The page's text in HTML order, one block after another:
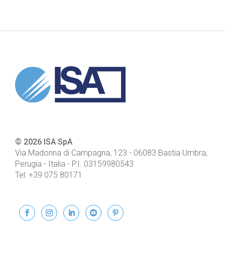
© 2026 ISA SpA
Via Madonna di Campagna, 123 - 06083 Bastia Umbra,
Perugia - Italia - P.I. 03159980543
Tel: +39 075 80171